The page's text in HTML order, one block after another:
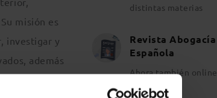
misión es
investigar y
además
distintas materias
Revista Abogacía
Española
Ahora también online